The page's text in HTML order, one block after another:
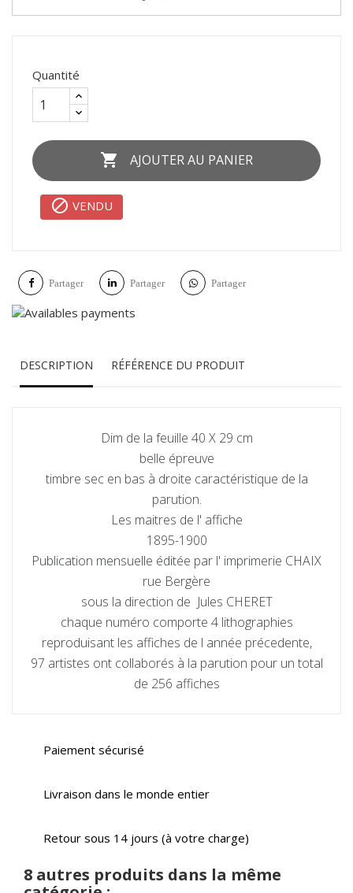
Quantité
 AJOUTER AU PANIER
 VENDU
Partager Partager Partager
DESCRIPTION RÉFÉRENCE DU PRODUIT
Dim de la feuille 40 X 29 cm
belle épreuve
timbre sec en bas à droite caractéristique de la
parution.
Les maitres de l' affiche
1895-1900
Publication mensuelle éditée par l' imprimerie CHAIX
rue Bergère
sous la direction de Jules CHERET
chaque numéro comporte 4 lithographies
reproduisant les affiches de l année précedente,
97 artistes ont collaborés à la parution pour un total
de 256 affiches
Paiement sécurisé
Livraison dans le monde entier
Retour sous 14 jours (à votre charge)
8 autres produits dans la même